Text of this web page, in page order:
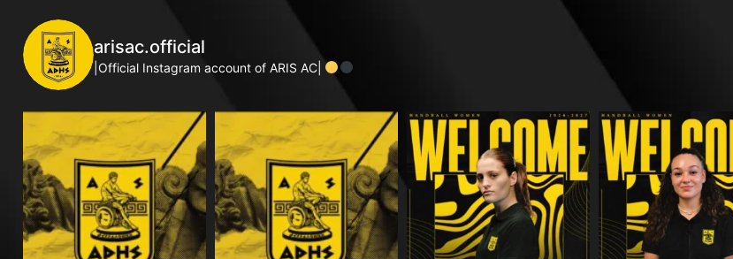
arisac.official
|Official Instagram account of ARIS AC|